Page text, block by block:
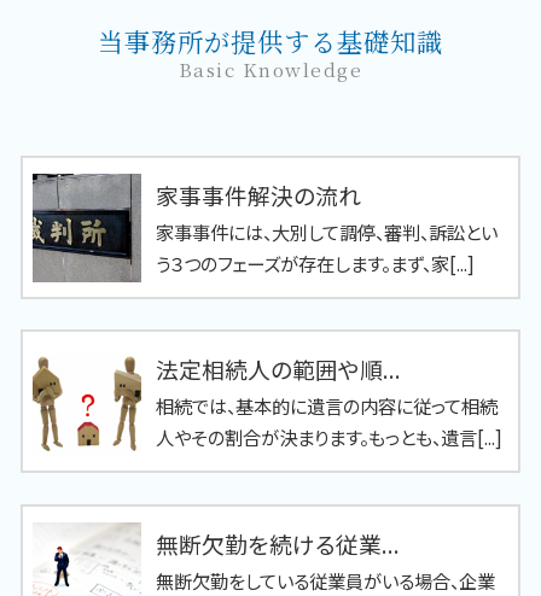
当事務所が提供する基礎知識
Basic Knowledge
家事事件解決の流れ
家事事件には、大別して調停、審判、訴訟とい
う３つのフェーズが存在します。まず、家[...]
法定相続人の範囲や順...
相続では、基本的に遺言の内容に従って相続
人やその割合が決まります。もっとも、遺言[...]
無断欠勤を続ける従業...
無断欠勤をしている従業員がいる場合、企業